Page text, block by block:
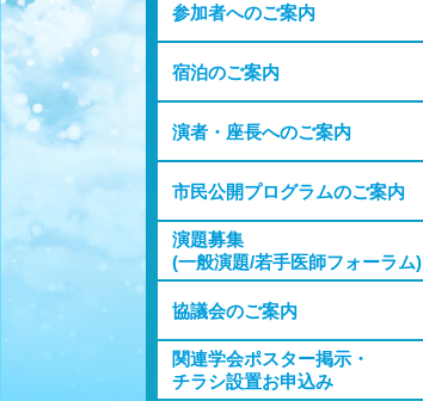
参加者へのご案内
宿泊のご案内
演者・座長へのご案内
市民公開プログラムのご案内
演題募集
(一般演題/若手医師フォーラム)
協議会のご案内
関連学会ポスター掲示・
チラシ設置お申込み